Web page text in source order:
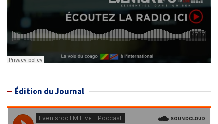
Édition du Journal